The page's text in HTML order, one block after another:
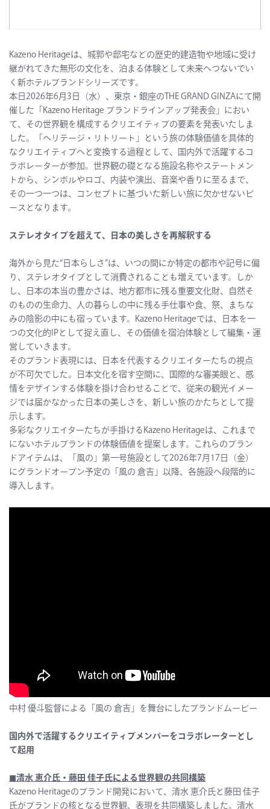
Kazeno Heritageは、城郭や邸宅などの歴史的建造物や地域に受け
継がれてきた無形の文化を、泊まる体験として未来へつないでい
く新ホテルブランドシリーズです。
本日2026年6月3日（水）、東京・銀座のTHE GRAND GINZAにて開
催した「Kazeno Heritage ブランドラインアップ発表会」におい
て、その世界観を構成するクリエイティブの要素を発表いたしま
した。「ヘリテージ・リトリート」という旅の体験価値を具体的
なクリエイティブへと変換する過程として、国内外で活躍するコ
ラボレーターが参加。世界観の礎となる施設名称やステートメン
トから、シンボルやロゴ、内装や演出、音楽や香りに至るまで、
その一つ一つは、コンセプトに基づいた新しい旅に欠かせないピ
ースとなります。
ステレオタイプを超えて、日本の美しさを再解釈する
海外から見た“日本らしさ”は、いつの間にか特定の都市や記号に偏
り、ステレオタイプとして消費されることも増えています。しか
し、日本の本当の豊かさは、地方都市に残る重要文化財、自然そ
のものの生命力、人の暮らしの中に残る手仕事や食、祭、まちな
みの陰影の中にも宿っています。Kazeno Heritageでは、日本を一
つの文化的IPとして捉え直し、その価値を宿泊体験として編集・運
営していきます。
そのブランド表現には、日本を代表するクリエイターたちの視点
が不可欠でした。日本文化を宿す空間に、国際的な審美眼と、感
情をデザインする体験を掛け合わせることで、従来の観光イメー
ジでは届かなかった日本の美しさを、新しい旅のかたちとして提
示します。
多彩なクリエイターたちが手掛けるKazeno Heritageは、これまで
にないホテルブランドの体験価値を提案します。これらのブラン
ドアイテムは、「風の」第一号施設として2026年7月17日（金）
にグランドオープン予定の「風の 倉吉」以降、各施設へ段階的に
導入します。
中村 優斗監督による「風の 倉吉」を舞台にしたブランドムービー
国内外で活躍するクリエイティブメンバーをコラボレーターとし
て起用
◼︎清水 恵介氏・藤田 佳子氏による世界観の共同構築
Kazeno Heritageのブランド開発において、清水 恵介氏と藤田 佳子
氏がブランドの核となる世界観、表現を共同構築しました。清水